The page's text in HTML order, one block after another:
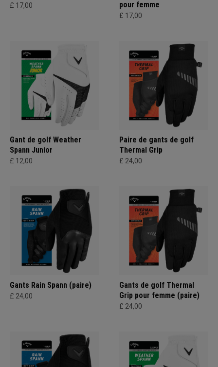
£ 17,00 pour femme
£ 17,00
Gant de golf Weather
Spann Junior
£ 12,00
Paire de gants de golf
Thermal Grip
£ 24,00
Gants Rain Spann (paire)
£ 24,00
Gants de golf Thermal
Grip pour femme (paire)
£ 24,00